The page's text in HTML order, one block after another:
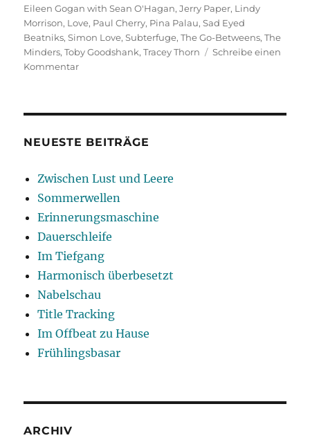
am
Eileen Gogan with Sean O'Hagan,Jerry Paper, Lindy
Morrison, Love, Paul Cherry, Pina Palau,Sad Eyed
Beatniks,Simon Love,Subterfuge,The Go-Betweens,The
Minders,Toby Goodshank,Tracey Thorn
Schreibe einen
Kommentarzu
NEUESTE BEITRÄGE
Zwischen Lust und Leere
Sommerwellen
Erinnerungsmaschine
Dauerschleife
Im Tiefgang
Harmonisch überbesetzt
Nabelschau
Title Tracking
Im Offbeat zu Hause
Frühlingsbasar
ARCHIV